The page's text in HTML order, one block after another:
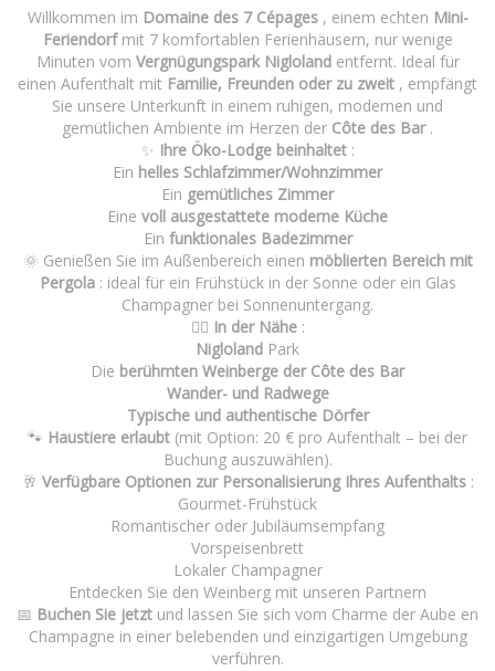
Willkommen im Domaine des 7 Cépages, einem echten Mini-
Feriendorfmit 7 komfortablen Ferienhäusern, nur wenige
Minuten vom Vergnügungspark Niglolandentfernt. Ideal für
einen Aufenthalt mit Familie, Freunden oder zu zweit , empfängt
Sie unsere Unterkunft in einem ruhigen, modernen und
gemütlichen Ambiente im Herzen der Côte des Bar.
✨ Ihre Öko-Lodge beinhaltet:
Ein helles Schlafzimmer/Wohnzimmer
Ein gemütliches Zimmer
Eine voll ausgestattete moderne Küche
Ein funktionales Badezimmer
🌞 Genießen Sie im Außenbereich einen möblierten Bereich mit
Pergola: ideal für ein Frühstück in der Sonne oder ein Glas
Champagner bei Sonnenuntergang.
🚶‍♂️ In der Nähe:
Nigloland Park
Die berühmten Weinberge der Côte des Bar
Wander- und Radwege
Typische und authentische Dörfer
🐾 Haustiere erlaubt (mit Option: 20 € pro Aufenthalt – bei der
Buchung auszuwählen).
🥂 Verfügbare Optionen zur Personalisierung Ihres Aufenthalts:
Gourmet-Frühstück
Romantischer oder Jubiläumsempfang
Vorspeisenbrett
Lokaler Champagner
Entdecken Sie den Weinberg mit unseren Partnern
📅 Buchen Sie jetzt und lassen Sie sich vom Charme der Aube en
Champagne in einer belebenden und einzigartigen Umgebung
verführen.